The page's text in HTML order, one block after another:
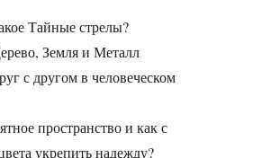
Тайные стрелы?
Земля и Металл
с другом в человеческом
пространство и как с
укрепить надежду?